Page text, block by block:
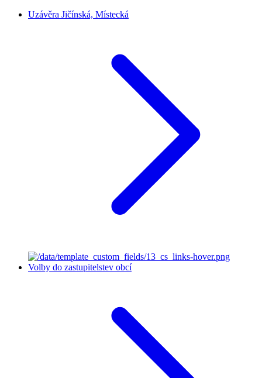
Uzávěra Jičínská, Místecká
Volby do zastupitelstev obcí